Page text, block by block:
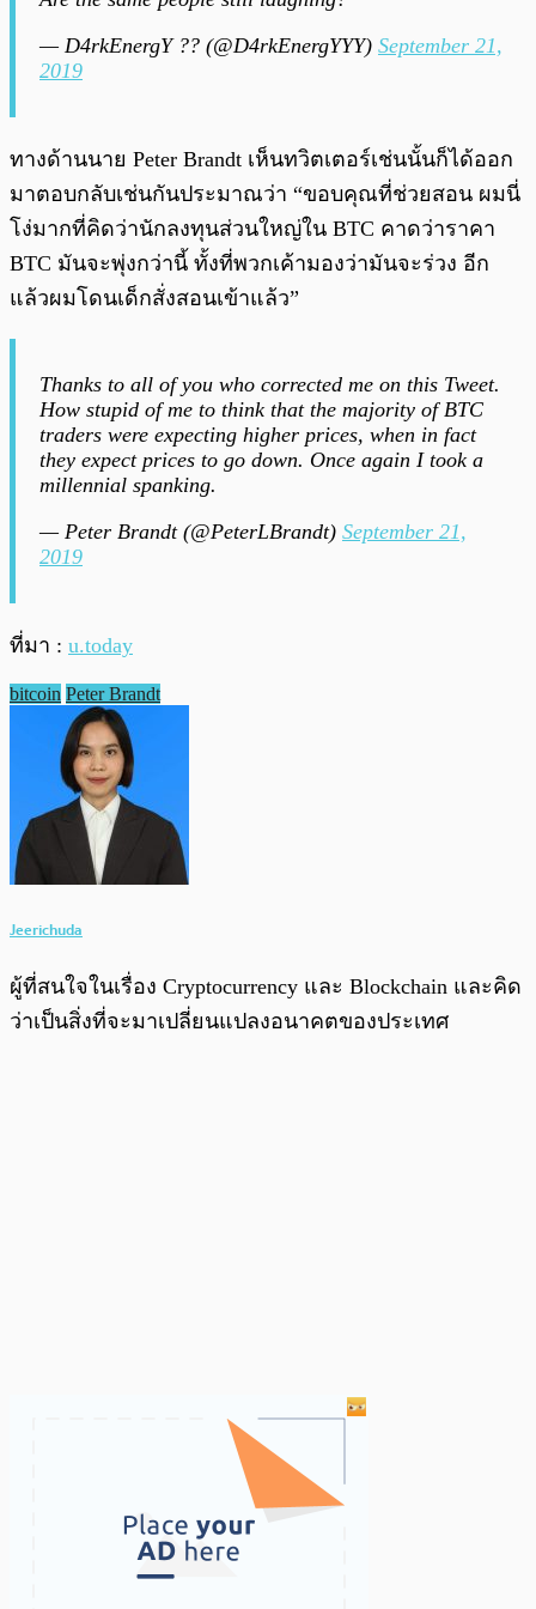
— D4rkEnergY ?? (@D4rkEnergYYY) September 21,
2019
ทางด้านนาย Peter Brandt เห็นทวิตเตอร์เช่นนั้นก็ได้ออก
มาตอบกลับเช่นกันประมาณว่า “ขอบคุณที่ช่วยสอน ผมนี่
โง่มากที่คิดว่านักลงทุนส่วนใหญ่ใน BTC คาดว่าราคา
BTC มันจะพุ่งกว่านี้ ทั้งที่พวกเค้ามองว่ามันจะร่วง อีก
แล้วผมโดนเด็กสั่งสอนเข้าแล้ว”
Thanks to all of you who corrected me on this Tweet.
How stupid of me to think that the majority of BTC
traders were expecting higher prices, when in fact
they expect prices to go down. Once again I took a
millennial spanking.
— Peter Brandt (@PeterLBrandt) September 21,
2019
ที่มา : u.today
bitcoin Peter Brandt
Jeerichuda
ผู้ที่สนใจในเรื่อง Cryptocurrency และ Blockchain และคิด
ว่าเป็นสิ่งที่จะมาเปลี่ยนแปลงอนาคตของประเทศ